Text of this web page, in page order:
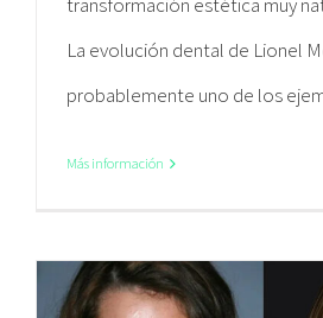
La evolución dental de Lionel
probablemente uno de los
Más información